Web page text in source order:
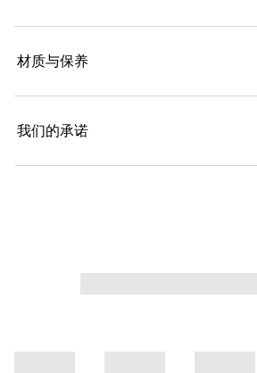
材质与保养
我们的承诺